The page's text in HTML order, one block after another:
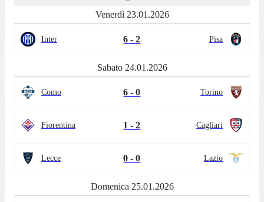
Venerdì 23.01.2026
Inter 6 - 2 Pisa
Sabato 24.01.2026
Como 6 - 0 Torino
Fiorentina 1 - 2 Cagliari
Lecce 0 - 0 Lazio
Domenica 25.01.2026